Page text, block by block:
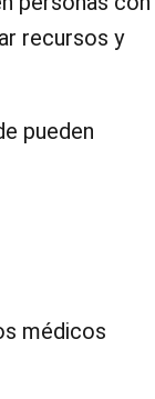
recursos y
pueden
médicos